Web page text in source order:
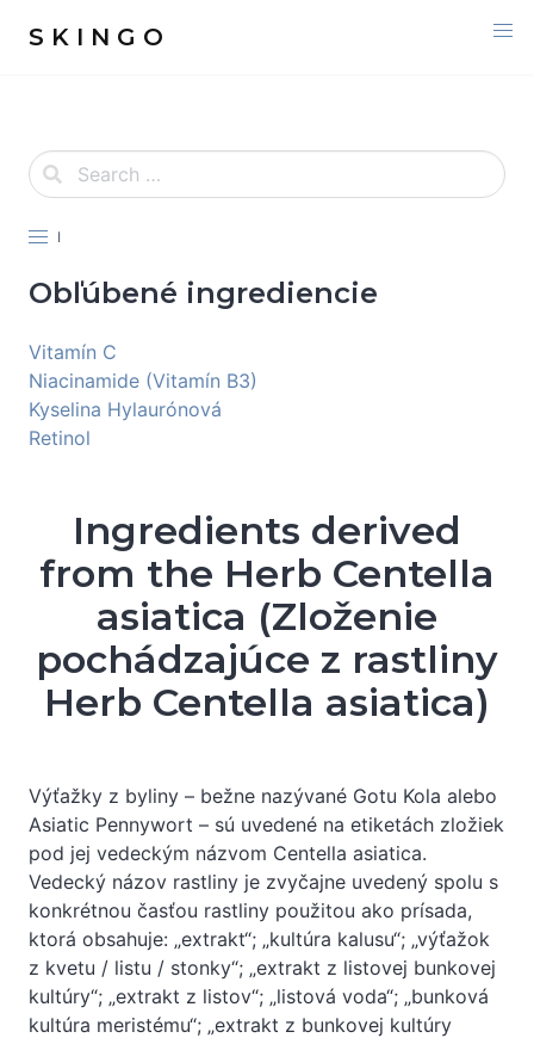
S K I N G O
I
Obľúbené ingrediencie
Vitamín C
Niacinamide (Vitamín B3)
Kyselina Hylaurónová
Retinol
Ingredients derived
from the Herb Centella
asiatica (Zloženie
pochádzajúce z rastliny
Herb Centella asiatica)
Výťažky z byliny – bežne nazývané Gotu Kola alebo
Asiatic Pennywort – sú uvedené na etiketách zložiek
pod jej vedeckým názvom Centella asiatica.
Vedecký názov rastliny je zvyčajne uvedený spolu s
konkrétnou časťou rastliny použitou ako prísada,
ktorá obsahuje: „extrakt“; „kultúra kalusu“; „výťažok
z kvetu / listu / stonky“; „extrakt z listovej bunkovej
kultúry“; „extrakt z listov“; „listová voda“; „bunková
kultúra meristému“; „extrakt z bunkovej kultúry